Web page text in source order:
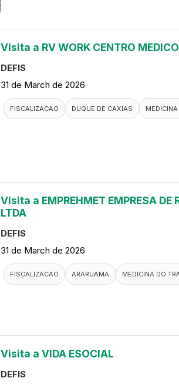
Visita a RV WORK CENTRO
DEFIS
31 de March de 2026
FISCALIZACAO DUQUE DE CAXIAS
Visita a EMPREHMET EMPRESA DE
LTDA
DEFIS
31 de March de 2026
FISCALIZACAO ARARUAMA MEDICINA DO
Visita a VIDA ESOCIAL
DEFIS